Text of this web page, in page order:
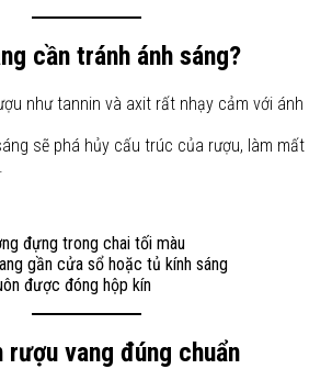
cần tránh ánh sáng?
như tannin và axit rất nhạy cảm với ánh
sẽ phá hủy cấu trúc của rượu, làm mất
đựng trong chai tối màu
gần cửa sổ hoặc tủ kính sáng
được đóng hộp kín
rượu vang đúng chuẩn